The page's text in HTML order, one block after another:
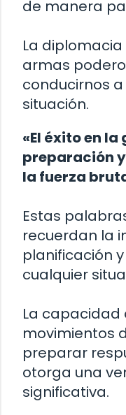
de manera
La
armas
conducirnos
situación.
«El éxito en
preparación
la fuerza
Estas
recuerdan la
planificación
cualquier
La capacidad
movimientos
preparar
otorga una
significativa.